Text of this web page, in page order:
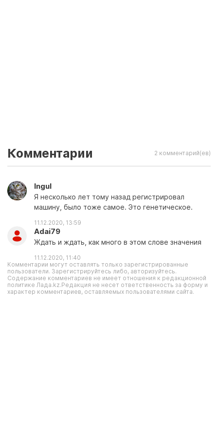
Комментарии 2 комментарий(ев)
Ingul
Я несколько лет тому назад регистрировал
машину, было тоже самое. Это генетическое.
11.12.2020, 13:59
Adai79
Ждать и ждать, как много в этом слове значения
11.12.2020, 11:40
Комментарии могут оставлять только зарегистрированные
пользователи. Зарегистрируйтесь либо, авторизуйтесь.
Содержание комментариев не имеет отношения к редакционной
политике Лада.kz.Редакция не несет ответственность за форму и
характер комментариев, оставляемых пользователями сайта.